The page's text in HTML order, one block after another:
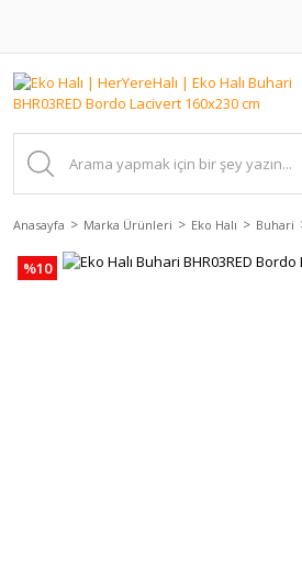
Anasayfa Marka Ürünleri Eko Halı Buhari
%10